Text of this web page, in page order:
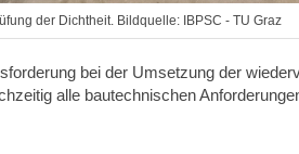
der Dichtheit. Bildquelle: IBPSC - TU Graz
bei der Umsetzung der
alle bautechnischen